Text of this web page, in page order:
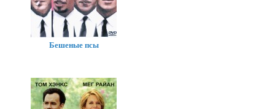
Бешеные псы